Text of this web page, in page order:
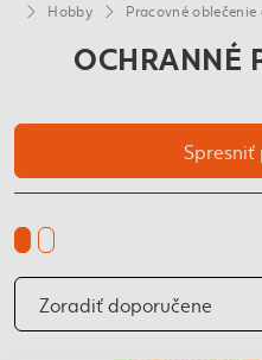
Hobby Pracovné oblečenie
OCHRANNÉ